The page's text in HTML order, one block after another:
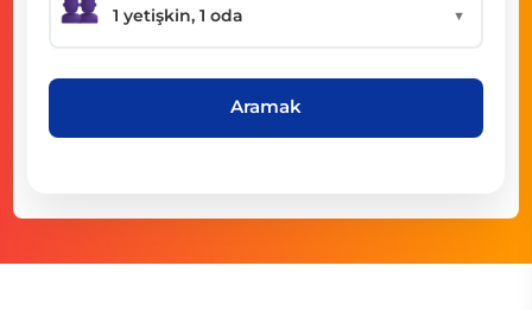
▼
Aramak